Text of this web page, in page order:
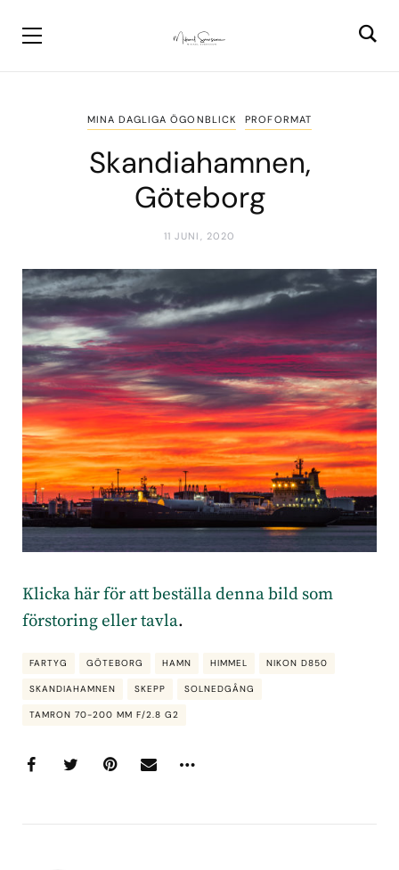
MINA DAGLIGA ÖGONBLICK PROFORMAT
Skandiahamnen,
Göteborg
11 JUNI, 2020
Klicka här för att beställa denna bild som
förstoring eller tavla.
FARTYG GÖTEBORG HAMN HIMMEL NIKON D850
SKANDIAHAMNEN SKEPP SOLNEDGÅNG
TAMRON 70-200 MM F/2.8 G2